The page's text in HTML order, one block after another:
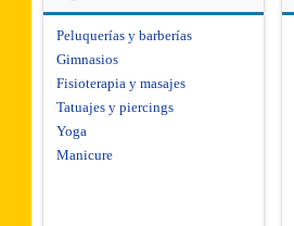
Peluquerías y barberías
Gimnasios
Fisioterapia y masajes
Tatuajes y piercings
Yoga
Manicure